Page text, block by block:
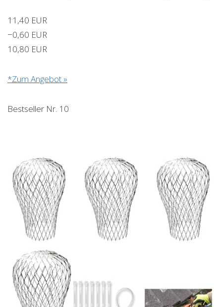
11,40 EUR
−0,60 EUR
10,80 EUR
*Zum Angebot »
Bestseller Nr. 10